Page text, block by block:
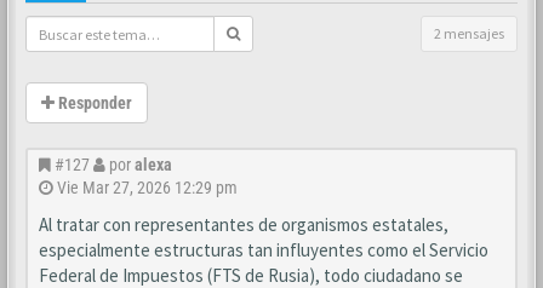
2 mensajes
Responder
#127 poralexa
Vie Mar 27, 2026 12:29 pm
Al tratar con representantes de organismos estatales,
especialmente estructuras tan influyentes como el Servicio
Federal de Impuestos (FTS de Rusia), todo ciudadano se